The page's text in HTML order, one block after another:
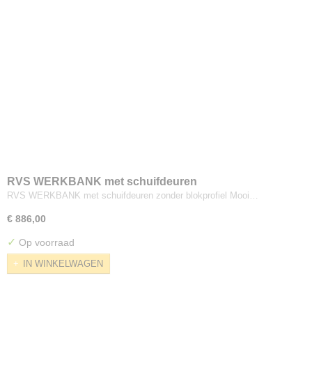
RVS WERKBANK met schuifdeuren
RVS WERKBANK met schuifdeuren zonder blokprofiel Mooi…
€ 886,00
✓ Op voorraad
IN WINKELWAGEN